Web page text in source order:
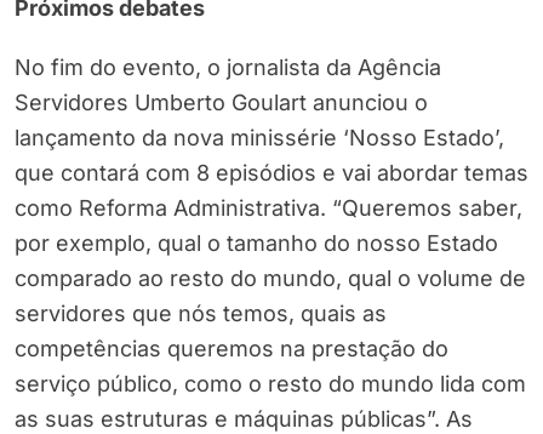
Próximos debates
No fim do evento, o jornalista da Agência
Servidores Umberto Goulart anunciou o
lançamento da nova minissérie ‘Nosso Estado’,
que contará com 8 episódios e vai abordar temas
como Reforma Administrativa. “Queremos saber,
por exemplo, qual o tamanho do nosso Estado
comparado ao resto do mundo, qual o volume de
servidores que nós temos, quais as
competências queremos na prestação do
serviço público, como o resto do mundo lida com
as suas estruturas e máquinas públicas”. As